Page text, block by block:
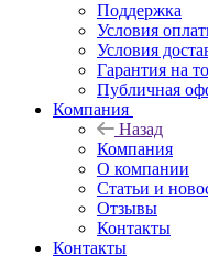
Поддержка
Условия
Условия
Гарантия на
Публичная
Компания
Назад
Компания
О компании
Статьи и
Отзывы
Контакты
Контакты